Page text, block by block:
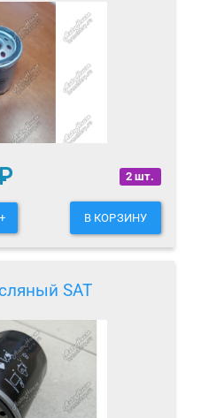
2 шт.
+ В КОРЗИНУ
SAT